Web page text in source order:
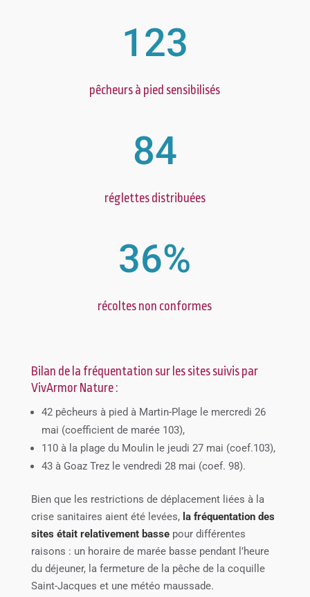
123
pêcheurs à pied sensibilisés
84
réglettes distribuées
36%
récoltes non conformes
Bilan de la fréquentation sur les sites suivis par
VivArmor Nature :
42 pêcheurs à pied à Martin-Plage le mercredi 26
mai (coefficient de marée 103),
110 à la plage du Moulin le jeudi 27 mai (coef.103),
43 à Goaz Trez le vendredi 28 mai (coef. 98).
Bien que les restrictions de déplacement liées à la
crise sanitaires aient été levées, la fréquentation des
sites était relativement basse pour différentes
raisons : un horaire de marée basse pendant l’heure
du déjeuner, la fermeture de la pêche de la coquille
Saint-Jacques et une météo maussade.